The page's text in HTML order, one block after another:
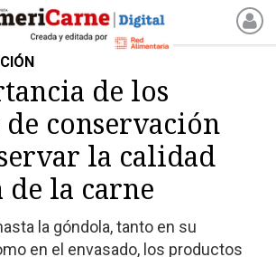
de los
de conservación
la calidad
la carne
la góndola, tanto en su
en el envasado, los productos